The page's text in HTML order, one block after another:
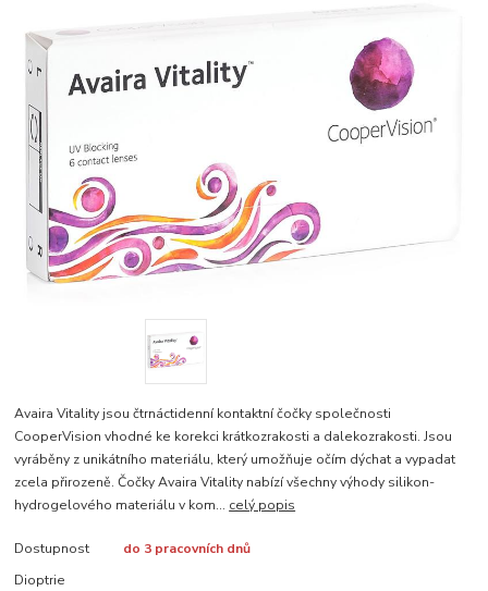
Avaira Vitality jsou čtrnáctidenní kontaktní čočky společnosti
CooperVision vhodné ke korekci krátkozrakosti a dalekozrakosti. Jsou
vyráběny z unikátního materiálu, který umožňuje očím dýchat a vypadat
zcela přirozeně. Čočky Avaira Vitality nabízí všechny výhody silikon-
hydrogelového materiálu v kom... celý popis
Dostupnost
do 3 pracovních dnů
Dioptrie